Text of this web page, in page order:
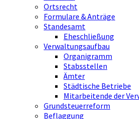
Ortsrecht
Formulare & Anträge
Standesamt
Eheschließung
Verwaltungsaufbau
Organigramm
Stabsstellen
Ämter
Städtische Betriebe
Mitarbeitende der
Grundsteuerreform
Beflaggung